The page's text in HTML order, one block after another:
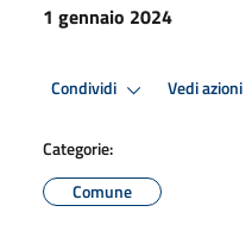
1 gennaio 2024
Condividi Vedi azioni
Categorie:
Comune